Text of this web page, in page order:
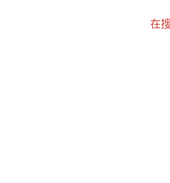
在